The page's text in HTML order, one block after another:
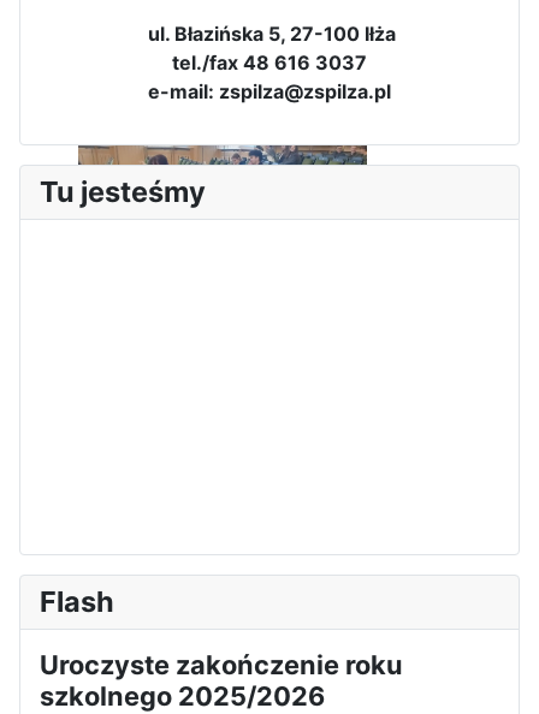
I Olimpiada Klas Mundurowych
ul. Błazińska 5, 27-100 Iłża
tel./fax 48 616 3037
e-mail: zspilza@zspilza.pl
Tu jesteśmy
Flash
Uroczyste zakończenie roku
szkolnego 2025/2026